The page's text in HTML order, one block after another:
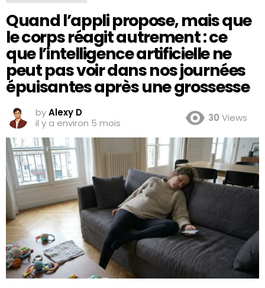
Quand l’appli propose, mais que
le corps réagit autrement : ce
que l’intelligence artificielle ne
peut pas voir dans nos journées
épuisantes après une grossesse
byAlexy D
il y a environ 5 mois
30 Views